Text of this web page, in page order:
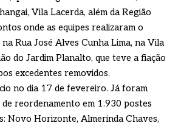
Vila Lacerda, além da Região
onde as equipes realizaram o
Rua José Alves Cunha Lima, na Vila
do Jardim Planalto, que teve a fiação
excedentes removidos.
no dia 17 de fevereiro. Já foram
reordenamento em 1.930 postes
Novo Horizonte, Almerinda Chaves,